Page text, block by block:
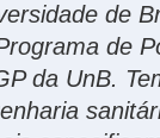
de
de
da UnB.